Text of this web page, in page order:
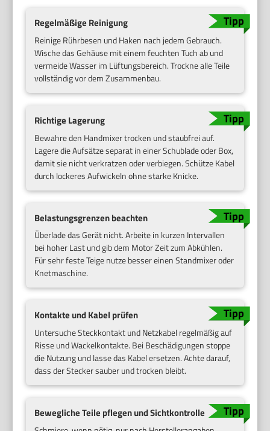
Regelmäßige Reinigung
Reinige Rührbesen und Haken nach jedem Gebrauch.
Wische das Gehäuse mit einem feuchten Tuch ab und
vermeide Wasser im Lüftungsbereich. Trockne alle Teile
vollständig vor dem Zusammenbau.
Richtige Lagerung
Bewahre den Handmixer trocken und staubfrei auf.
Lagere die Aufsätze separat in einer Schublade oder Box,
damit sie nicht verkratzen oder verbiegen. Schütze Kabel
durch lockeres Aufwickeln ohne starke Knicke.
Belastungsgrenzen beachten
Überlade das Gerät nicht. Arbeite in kurzen Intervallen
bei hoher Last und gib dem Motor Zeit zum Abkühlen.
Für sehr feste Teige nutze besser einen Standmixer oder
Knetmaschine.
Kontakte und Kabel prüfen
Untersuche Steckkontakt und Netzkabel regelmäßig auf
Risse und Wackelkontakte. Bei Beschädigungen stoppe
die Nutzung und lasse das Kabel ersetzen. Achte darauf,
dass der Stecker sauber und trocken bleibt.
Bewegliche Teile pflegen und Sichtkontrolle